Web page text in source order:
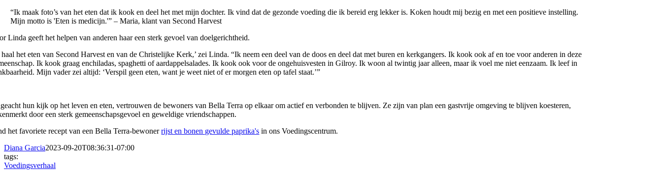
“Ik maak foto’s van het eten dat ik kook en deel het met mijn dochter. Ik vind dat de gezonde voeding die ik bereid erg lekker is. Koken houdt mij bezig en met een positieve instelling.
Mijn motto is 'Eten is medicijn.'” – Maria, klant van Second Harvest
Linda geeft het helpen van anderen haar een sterk gevoel van doelgerichtheid.
haal het eten van Second Harvest en van de Christelijke Kerk,’ zei Linda. “Ik neem een deel van de doos en deel dat met buren en kerkgangers. Ik kook ook af en toe voor anderen in deze
Ik kook graag enchiladas, spaghetti of aardappelsalades. Ik kook ook voor de ongehuisvesten in Gilroy. Ik woon al twintig jaar alleen, maar ik voel me niet eenzaam. Ik leef in
Mijn vader zei altijd: ‘Verspil geen eten, want je weet niet of er morgen eten op tafel staat.’”
hun kijk op het leven en eten, vertrouwen de bewoners van Bella Terra op elkaar om actief en verbonden te blijven. Ze zijn van plan een gastvrije omgeving te blijven koesteren,
door een sterk gemeenschapsgevoel en geweldige vriendschappen.
het favoriete recept van een Bella Terra-bewonerrijst en bonen gevulde paprika's in ons Voedingscentrum.
Diana Garcia2023-09-20T08:36:31-07:00
tags:
Voedingsverhaal